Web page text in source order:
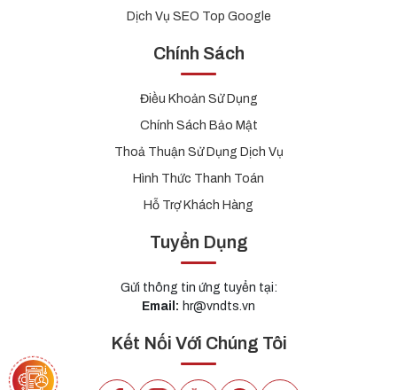
Dịch Vụ SEO Top Google
Chính Sách
Điều Khoản Sử Dụng
Chính Sách Bảo Mật
Thoả Thuận Sử Dụng Dịch Vụ
Hình Thức Thanh Toán
Hỗ Trợ Khách Hàng
Tuyển Dụng
Gửi thông tin ứng tuyển tại:
Email: hr@vndts.vn
Kết Nối Với Chúng Tôi